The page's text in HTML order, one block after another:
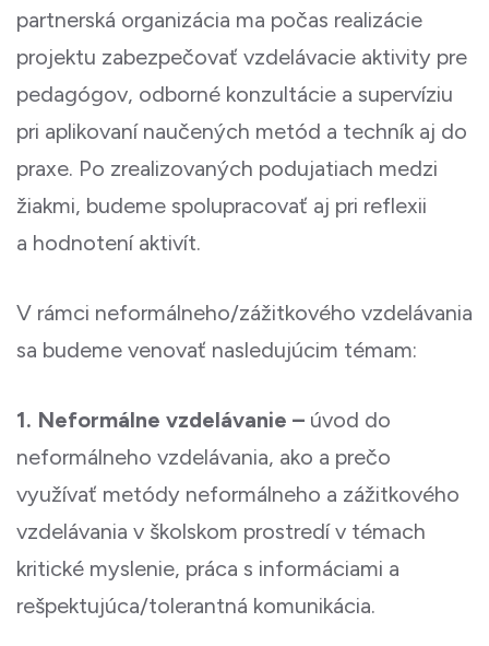
partnerská organizácia ma počas realizácie
projektu zabezpečovať vzdelávacie aktivity pre
pedagógov, odborné konzultácie a supervíziu
pri aplikovaní naučených metód a techník aj do
praxe. Po zrealizovaných podujatiach medzi
žiakmi, budeme spolupracovať aj pri reflexii
a hodnotení aktivít.
V rámci neformálneho/zážitkového vzdelávania
sa budeme venovať nasledujúcim témam:
1. Neformálne vzdelávanie – úvod do
neformálneho vzdelávania, ako a prečo
využívať metódy neformálneho a zážitkového
vzdelávania v školskom prostredí v témach
kritické myslenie, práca s informáciami a
rešpektujúca/tolerantná komunikácia.